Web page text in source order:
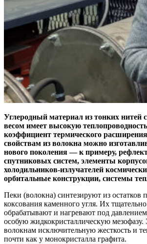
Углеродный материал из тонких нитей
весом имеет высокую
коэффициент термического
свойствам из волокна можно
нового поколения — ​к примеру,
спутниковых систем, элементы
холодильников-­излучателей
орбитальные конструкции, системы
Пеки (волокна) синтезируют из остатков
коксования каменного угля. Их
обрабатывают и нагревают под
особую жидкокристаллическую мезофазу.
волокнам исключительную жесткость и
почти как у монокристалла графита.